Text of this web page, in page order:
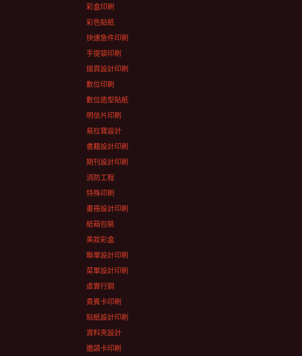
彩盒印刷
彩色貼紙
快速急件印刷
手提袋印刷
摺頁設計印刷
數位印刷
數位造型貼紙
明信片印刷
易拉寶設計
書籍設計印刷
期刊設計印刷
消防工程
特殊印刷
畫冊設計印刷
紙箱包裝
美妝彩盒
聯單設計印刷
菜單設計印刷
虛實行銷
貴賓卡印刷
貼紙設計印刷
資料夾設計
邀請卡印刷